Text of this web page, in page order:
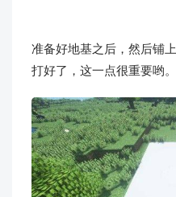
准备好地基之后，然后铺
打好了，这一点很重要哟。